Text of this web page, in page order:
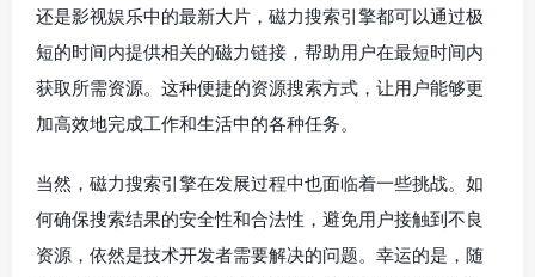
还是影视娱乐中的最新大片，磁力搜索引擎都可以通过极
短的时间内提供相关的磁力链接，帮助用户在最短时间内
获取所需资源。这种便捷的资源搜索方式，让用户能够更
加高效地完成工作和生活中的各种任务。
当然，磁力搜索引擎在发展过程中也面临着一些挑战。如
何确保搜索结果的安全性和合法性，避免用户接触到不良
资源，依然是技术开发者需要解决的问题。幸运的是，随